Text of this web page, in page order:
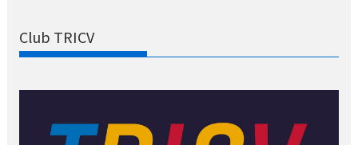
Club TRICV